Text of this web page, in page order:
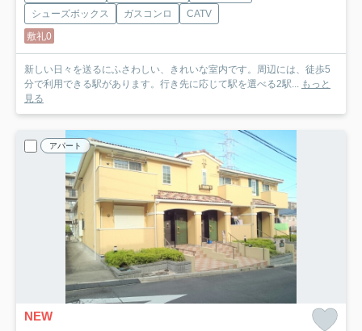
シューズボックス
ガスコンロ
CATV
敷礼0
新しい日々を送るにふさわしい、きれいな室内です。周辺には、徒歩5
分で利用できる駅があります。行き先に応じて駅を選べる2駅... もっと
見る
アパート
NEW